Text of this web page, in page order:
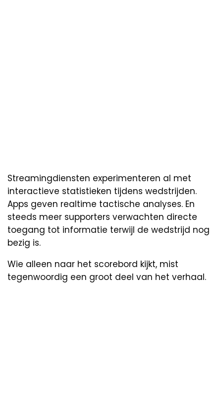
Streamingdiensten experimenteren al met
interactieve statistieken tijdens wedstrijden.
Apps geven realtime tactische analyses. En
steeds meer supporters verwachten directe
toegang tot informatie terwijl de wedstrijd nog
bezig is.
Wie alleen naar het scorebord kijkt, mist
tegenwoordig een groot deel van het verhaal.